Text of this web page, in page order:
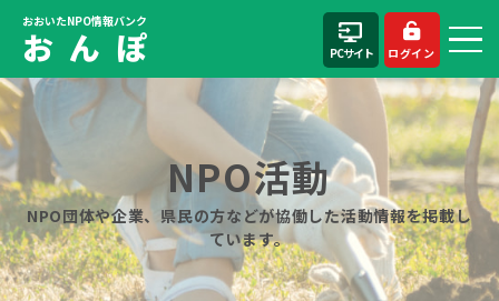
おおいたNPO情報バンク
お ん ぽ PCサイト ログイン
NPO活動
NPO団体や企業、県民の方などが協働した活動情報を掲載し
ています。